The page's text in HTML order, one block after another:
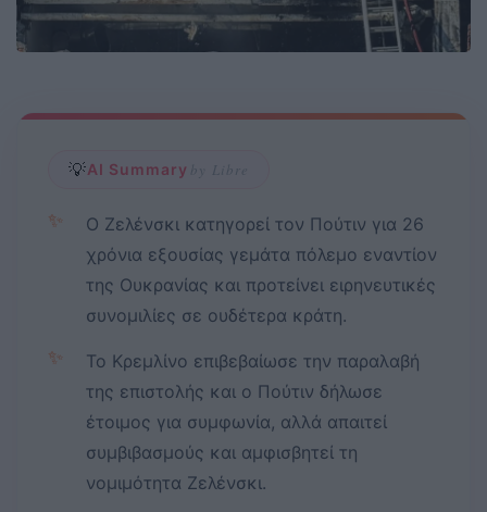
💡AI Summary by Libre
✨
Ο Ζελένσκι κατηγορεί τον Πούτιν για 26
χρόνια εξουσίας γεμάτα πόλεμο εναντίον
της Ουκρανίας και προτείνει ειρηνευτικές
συνομιλίες σε ουδέτερα κράτη.
✨
Το Κρεμλίνο επιβεβαίωσε την παραλαβή
της επιστολής και ο Πούτιν δήλωσε
έτοιμος για συμφωνία, αλλά απαιτεί
συμβιβασμούς και αμφισβητεί τη
νομιμότητα Ζελένσκι.